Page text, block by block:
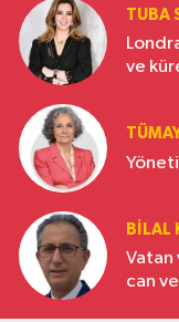
TUBA
ve
BILAL
Vatan
can